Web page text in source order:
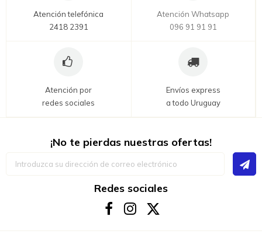
Atención telefónica
2418 2391
Atención Whatsapp
096 91 91 91
Atención por
redes sociales
Envíos express
a todo Uruguay
¡No te pierdas nuestras ofertas!
Redes sociales